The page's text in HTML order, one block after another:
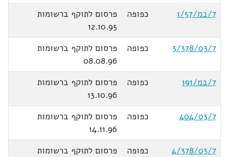
7/במ/1/57
כפופה
פרסום לתוקף ברשומות
12.10.95
3/378/03/7
כפופה
פרסום לתוקף ברשומות
08.08.96
7/במ/191
כפופה
פרסום לתוקף ברשומות
13.10.96
404/03/7
כפופה
פרסום לתוקף ברשומות
14.11.96
4/378/03/7
כפופה
פרסום לתוקף ברשומות